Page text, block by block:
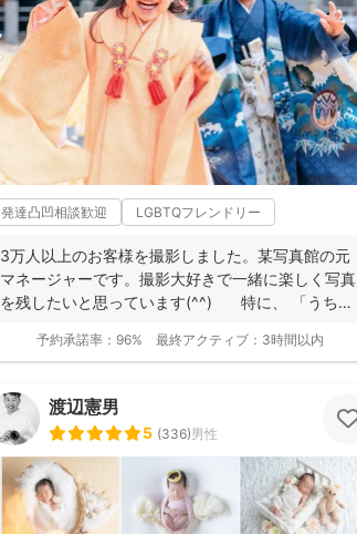
発達凸凹相談歓迎 LGBTQフレンドリー
3万人以上のお客様を撮影しました。某写真館の元
マネージャーです。撮影大好きで一緒に楽しく写真
を残したいと思っています(^^) 特に、 「うち
予約承諾率： 96% 最終アクティブ： 3時間以内
渡辺憲男
5 (336)男性